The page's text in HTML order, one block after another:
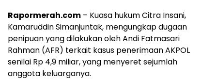
Rapormerah.com – Kuasa hukum Citra Insani,
Kamaruddin Simanjuntak, mengungkap dugaan
penipuan yang dilakukan oleh Andi Fatmasari
Rahman (AFR) terkait kasus penerimaan AKPOL
senilai Rp 4,9 miliar, yang menyeret sejumlah
anggota keluarganya.